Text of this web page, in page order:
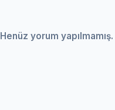
Henüz yorum